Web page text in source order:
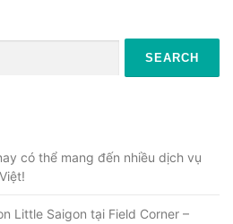
có thể mang đến nhiều dịch vụ
Little Saigon tại Field Corner –